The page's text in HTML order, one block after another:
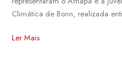
Climática de Bonn, realizada
Ler Mais